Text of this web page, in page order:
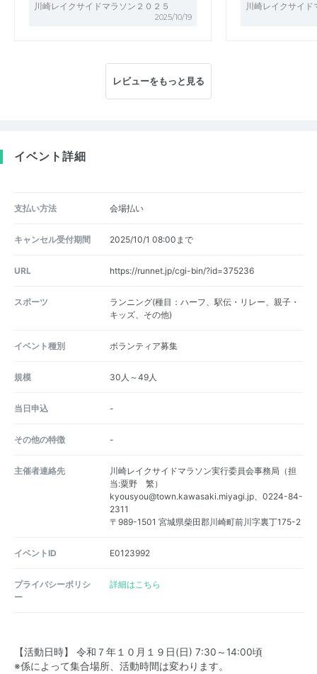
川崎レイクサイドマラソン２０２５
2025/10/19
川崎レイクサイ
レビューをもっと見る
イベント詳細
支払い方法 会場払い
キャンセル受付期間 2025/10/1 08:00まで
URL https://runnet.jp/cgi-bin/?id=375236
スポーツ
ランニング(種目：ハーフ、駅伝・リレー、親子・
キッズ、その他)
イベント種別 ボランティア募集
規模 30人～49人
当日申込 -
その他の特徴 -
主催者連絡先
川崎レイクサイドマラソン実行委員会事務局（担
当:粟野 繁）
kyousyou@town.kawasaki.miyagi.jp、0224-84-
2311
〒989-1501 宮城県柴田郡川崎町前川字裏丁175-2
イベントID E0123992
プライバシーポリシ
ー
詳細はこちら
【活動日時】 令和７年１０月１９日(日) 7:30～14:00頃
※係によって集合場所、活動時間は変わります。